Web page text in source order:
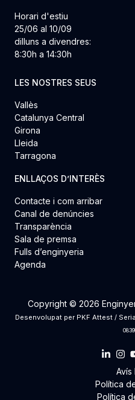
Horari d'estiu
25/06 al 10/09
dilluns a divendres:
8:30h a 14:30h
LES NOSTRES SEUS
Vallès
Catalunya Central
Girona
Lleida
Tarragona
ENLLAÇOS D’INTERÈS
Contacte i com arribar
Canal de denúncies
Transparència
Sala de premsa
Fulls d’enginyeria
Agenda
Copyright © 2026
Desenvolupat per PKF Attest/
Avís
Política
Política